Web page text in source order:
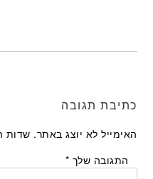
כתיבת תגובה
האימייל לא יוצג באתר. שדות
התגובה שלך *